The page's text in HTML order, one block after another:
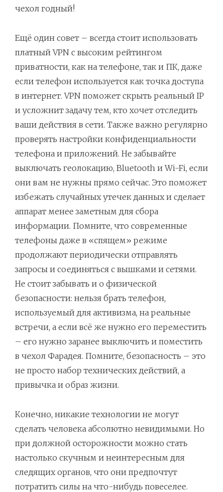
чехол годный!
Ещё один совет – всегда стоит использовать
платный VPN с высоким рейтингом
приватности, как на телефоне, так и ПК, даже
если телефон используется как точка доступа
в интернет. VPN поможет скрыть реальный IP
и усложнит задачу тем, кто хочет отследить
ваши действия в сети. Также важно регулярно
проверять настройки конфиденциальности
телефона и приложений. Не забывайте
выключать геолокацию, Bluetooth и Wi-Fi, если
они вам не нужны прямо сейчас. Это поможет
избежать случайных утечек данных и сделает
аппарат менее заметным для сбора
информации. Помните, что современные
телефоны даже в «спящем» режиме
продолжают периодически отправлять
запросы и соединяться с вышками и сетями.
Не стоит забывать и о физической
безопасности: нельзя брать телефон,
используемый для активизма, на реальные
встречи, а если всё же нужно его переместить
– его нужно заранее выключить и поместить
в чехол Фарадея. Помните, безопасность – это
не просто набор технических действий, а
привычка и образ жизни.
Конечно, никакие технологии не могут
сделать человека абсолютно невидимыми. Но
при должной осторожности можно стать
настолько скучным и неинтересным для
следящих органов, что они предпочтут
потратить силы на что-нибудь повеселее.